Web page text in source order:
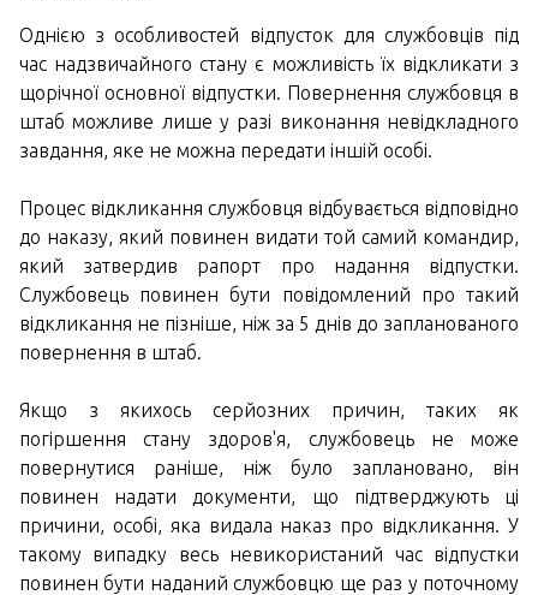
Однією з особливостей відпусток для службовців під
час надзвичайного стану є можливість їх відкликати з
щорічної основної відпустки. Повернення службовця в
штаб можливе лише у разі виконання невідкладного
завдання, яке не можна передати іншій особі.
Процес відкликання службовця відбувається відповідно
до наказу, який повинен видати той самий командир,
який затвердив рапорт про надання відпустки.
Службовець повинен бути повідомлений про такий
відкликання не пізніше, ніж за 5 днів до запланованого
повернення в штаб.
Якщо з якихось серйозних причин, таких як
погіршення стану здоров'я, службовець не може
повернутися раніше, ніж було заплановано, він
повинен надати документи, що підтверджують ці
причини, особі, яка видала наказ про відкликання. У
такому випадку весь невикористаний час відпустки
повинен бути наданий службовцю ще раз у поточному